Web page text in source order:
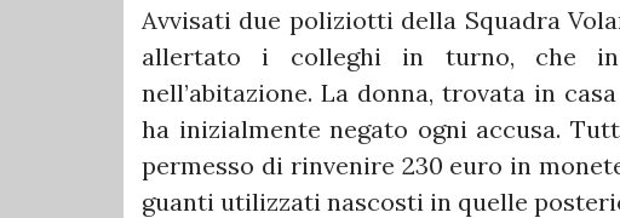
Avvisati due poliziotti della Squadra
allertato i colleghi in turno, che
nell’abitazione. La donna, trovata in
ha inizialmente negato ogni accusa.
permesso di rinvenire 230 euro in
guanti utilizzati nascosti in quelle